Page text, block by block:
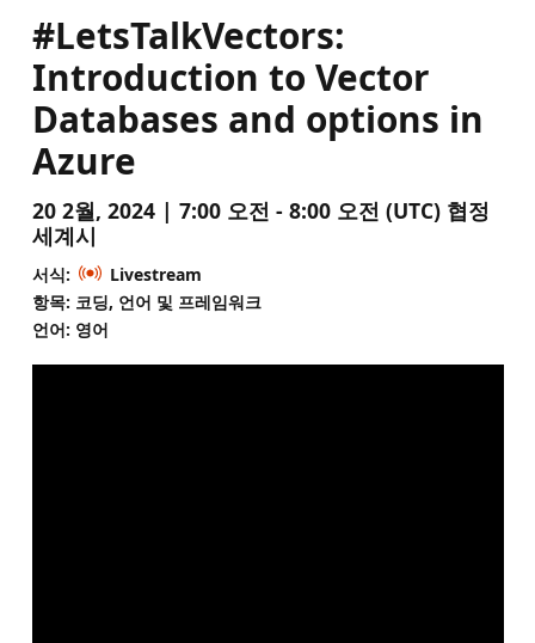
#LetsTalkVectors:
Introduction to Vector
Databases and options in
Azure
20 2월, 2024 | 7:00 오전 - 8:00 오전 (UTC) 협정
세계시
서식:
Livestream
항목: 코딩, 언어 및 프레임워크
언어: 영어